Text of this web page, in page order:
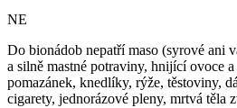
NE
Do bionádob nepatří maso (syrové ani
a silně mastné potraviny, hnijící ovoce
pomazánek, knedlíky, rýže, těstoviny,
cigarety, jednorázové pleny, mrtvá těla